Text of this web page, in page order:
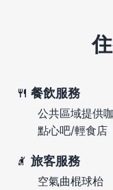
餐飲服務
公共區域提供
點心吧/輕食店
旅客服務
空氣曲棍球枱